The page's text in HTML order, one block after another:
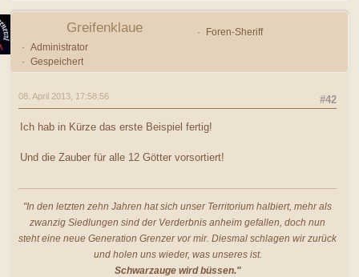
Greifenklaue
Foren-Sheriff
Administrator
Gespeichert
#42
08. April 2013, 17:58:56
Ich hab in Kürze das erste Beispiel fertig!
Und die Zauber für alle 12 Götter vorsortiert!
"In den letzten zehn Jahren hat sich unser Territorium halbiert, mehr als
zwanzig Siedlungen sind der Verderbnis anheim gefallen, doch nun
steht eine neue Generation Grenzer vor mir. Diesmal schlagen wir zurück
und holen uns wieder, was unseres ist.
Schwarzauge wird büssen."